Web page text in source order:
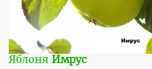
Яблоня Имрус